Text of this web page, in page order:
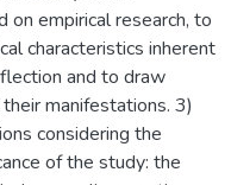
empirical research, to
characteristics inherent
and to draw
manifestations. 3)
considering the
of the study: the